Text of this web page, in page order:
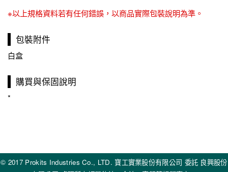
※以上規格資料若有任何錯誤，以商品實際包裝說明為準。
包裝附件
白盒
購買與保固說明
*
© 2017 Prokits Industries Co., LTD. 寶工實業股份有限公司 委託 良興股份